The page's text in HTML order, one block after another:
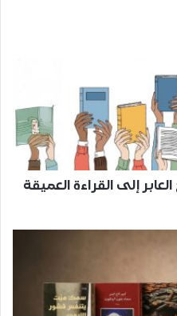
إلى القراءة العميقة